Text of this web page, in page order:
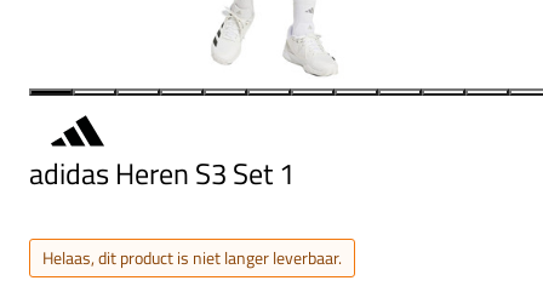
adidas Heren S3 Set 1
Helaas, dit product is niet langer leverbaar.